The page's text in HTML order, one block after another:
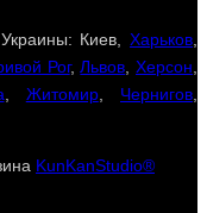
Киев, Харьков
Рог,Львов ,Херсон
Житомир, Чернигов
KunKanStudio®